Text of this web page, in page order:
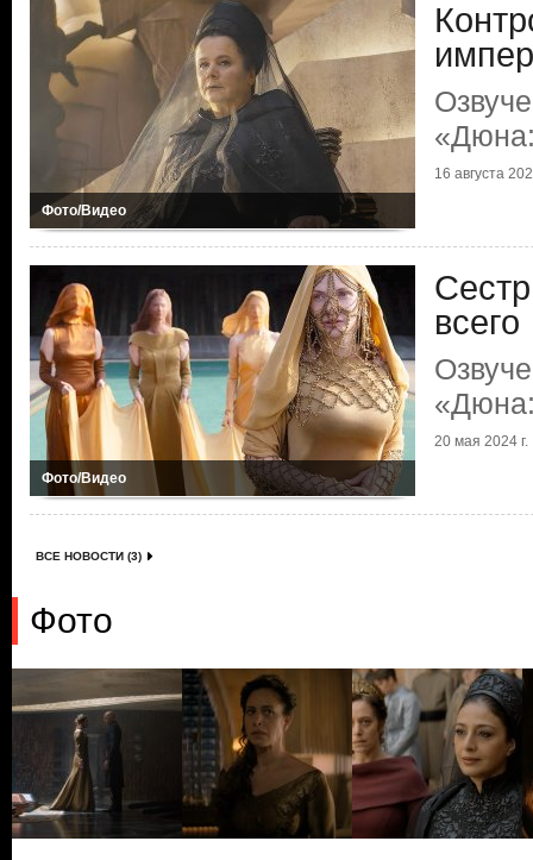
Фото/Видео
16 августа
Фото/Видео
всего
20 мая 2024 г.
ВСЕ НОВОСТИ (3)
Фото